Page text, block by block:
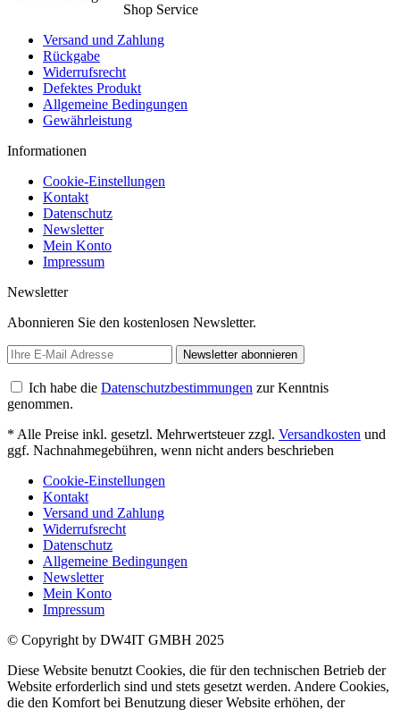
Shop Service
Versand und Zahlung
Rückgabe
Widerrufsrecht
Defektes Produkt
Allgemeine Bedingungen
Gewährleistung
Informationen
Cookie-Einstellungen
Kontakt
Datenschutz
Newsletter
Mein Konto
Impressum
Newsletter
Abonnieren Sie den kostenlosen Newsletter.
Newsletter abonnieren
Ich habe die Datenschutzbestimmungen zur Kenntnis
genommen.
* Alle Preise inkl. gesetzl. Mehrwertsteuer zzgl. Versandkosten und
ggf. Nachnahmegebühren, wenn nicht anders beschrieben
Cookie-Einstellungen
Kontakt
Versand und Zahlung
Widerrufsrecht
Datenschutz
Allgemeine Bedingungen
Newsletter
Mein Konto
Impressum
© Copyright by DW4IT GMBH 2025
Diese Website benutzt Cookies, die für den technischen Betrieb der
Website erforderlich sind und stets gesetzt werden. Andere Cookies,
die den Komfort bei Benutzung dieser Website erhöhen, der